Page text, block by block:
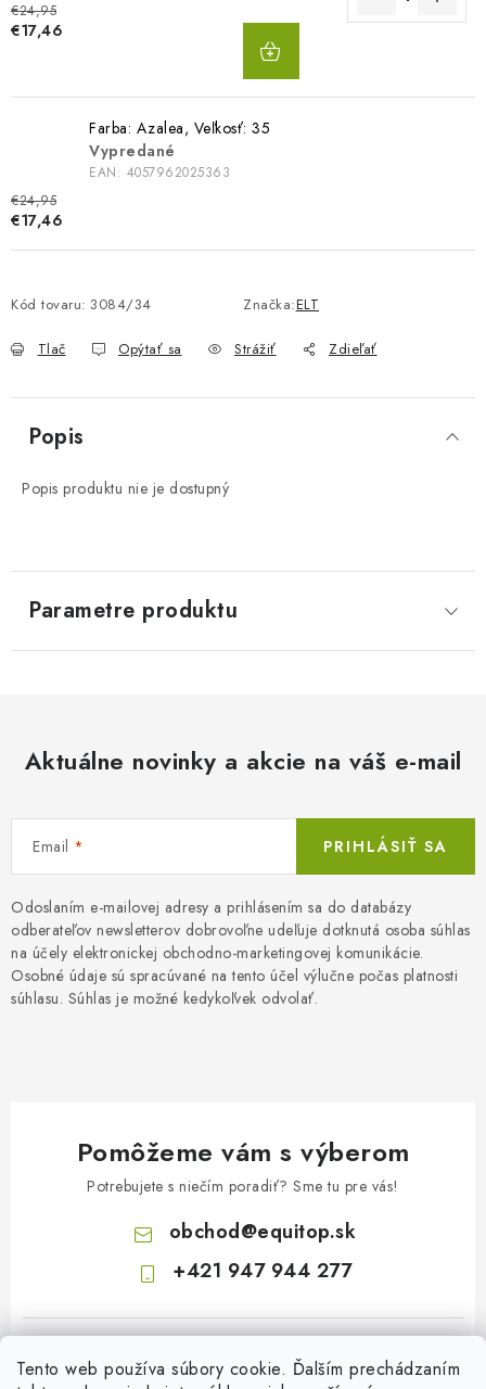
Tento web používa súbory cookie. Ďalším prechádzaním
€24,95
€17,46
Farba: Azalea, Veľkosť: 35
Vypredané
EAN: 4057962025363
€24,95
€17,46
Kód tovaru: 3084/34 Značka:ELT
Tlač Opýtať sa Strážiť Zdieľať
Popis
Popis produktu nie je dostupný
Parametre produktu
Aktuálne novinky a akcie na váš e-mail
Email
Odoslaním e-mailovej adresy a prihlásením sa do databázy
odberateľov newsletterov dobrovoľne udeľuje dotknutá osoba súhlas
na účely elektronickej obchodno-marketingovej komunikácie.
Osobné údaje sú spracúvané na tento účel výlučne počas platnosti
súhlasu. Súhlas je možné kedykoľvek odvolať.
PRIHLÁSIŤ SA
Pomôžeme vám s výberom
Potrebujete s niečím poradiť? Sme tu pre vás!
obchod@equitop.sk
+421 947 944 277